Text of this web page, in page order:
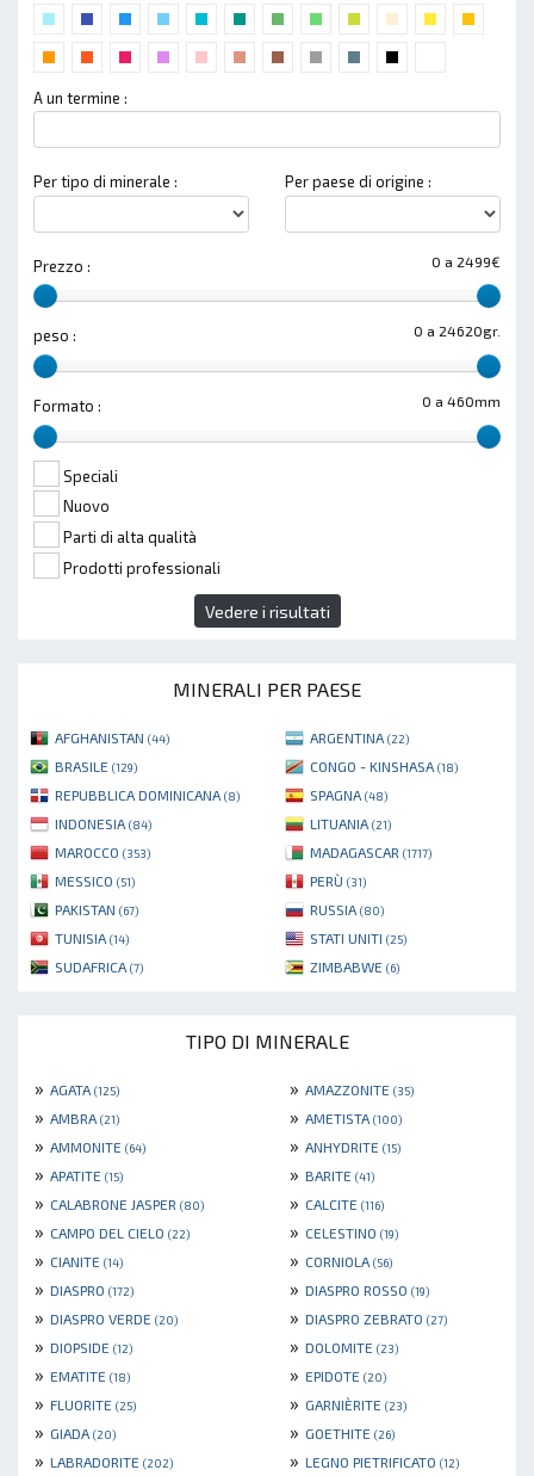
A un termine :
Per tipo di minerale : Per paese di origine :
0 a 2499€
Prezzo :
0 a 24620gr.
peso :
0 a 460mm
Formato :
Speciali
Nuovo
Parti di alta qualità
Prodotti professionali
Vedere i risultati
MINERALI PER PAESE
AFGHANISTAN (44) ARGENTINA (22)
BRASILE (129) CONGO - KINSHASA (18)
REPUBBLICA DOMINICANA (8) SPAGNA (48)
INDONESIA (84) LITUANIA (21)
MAROCCO (353) MADAGASCAR (1717)
MESSICO (51) PERÙ (31)
PAKISTAN (67) RUSSIA (80)
TUNISIA (14) STATI UNITI (25)
SUDAFRICA (7) ZIMBABWE (6)
TIPO DI MINERALE
» AGATA (125) » AMAZZONITE (35)
» AMBRA (21) » AMETISTA (100)
» AMMONITE (64) » ANHYDRITE (15)
» APATITE (15) » BARITE (41)
» CALABRONE JASPER (80) » CALCITE (116)
» CAMPO DEL CIELO (22) » CELESTINO (19)
» CIANITE (14) » CORNIOLA (56)
» DIASPRO (172) » DIASPRO ROSSO (19)
» DIASPRO VERDE (20) » DIASPRO ZEBRATO (27)
» DIOPSIDE (12) » DOLOMITE (23)
» EMATITE (18) » EPIDOTE (20)
» FLUORITE (25) » GARNIÈRITE (23)
» GIADA (20) » GOETHITE (26)
» LABRADORITE (202) » LEGNO PIETRIFICATO (12)